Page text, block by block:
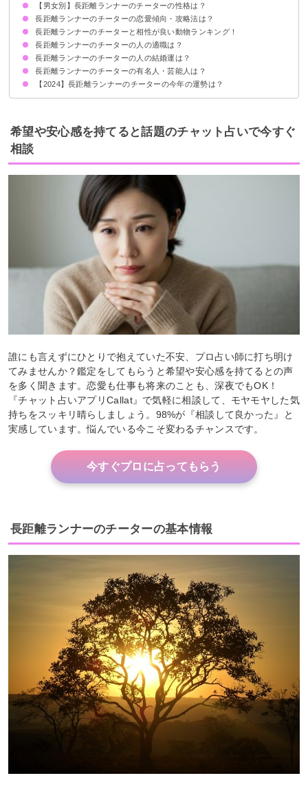
①コツコツ頑張れる努力家
②プライドが高く一本気
③超ポジティブ
④臨機応変に対応できる
⑤勇敢でスピーディー
【男女別】長距離ランナーのチーターの性格は？
男性の長距離ランナーのチーターの性格の特徴
女性の長距離ランナーのチーターの性格の特徴
長距離ランナーのチーターの恋愛傾向・攻略法は？
好きなタイプ
攻略法・落とし方
長距離ランナーのチーターと相性が良い動物ランキング！
5位：リーダーとなるゾウ
4位：粘り強いひつじ
3位：母性豊かなコアラ
2位：品格のあるチーター
1位：落ち着きのない猿
長距離ランナーのチーターの人の適職は？
長距離ランナーのチーターの人の結婚運は？
長距離ランナーのチーターの有名人・芸能人は？
【2024】長距離ランナーのチーターの今年の運勢は？
希望や安心感を持てると話題のチャット占いで今すぐ
相談
誰にも言えずにひとりで抱えていた不安、プロ占い師に打ち明け
てみませんか？鑑定をしてもらうと希望や安心感を持てるとの声
を多く聞きます。恋愛も仕事も将来のことも、深夜でもOK！
『チャット占いアプリCallat』で気軽に相談して、モヤモヤした気
持ちをスッキリ晴らしましょう。98%が『相談して良かった』と
実感しています。悩んでいる今こそ変わるチャンスです。
今すぐプロに占ってもらう
長距離ランナーのチーターの基本情報